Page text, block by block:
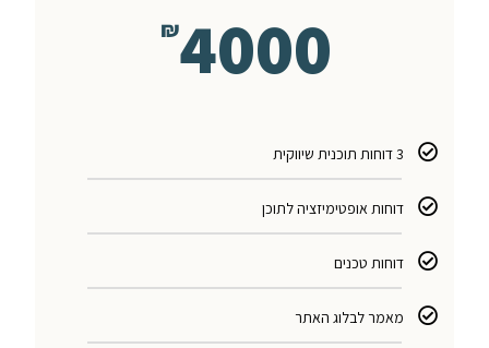
₪4000
3 דוחות תוכנית שיווקית
דוחות אופטימיזציה לתוכן
דוחות טכנים
מאמר לבלוג האתר